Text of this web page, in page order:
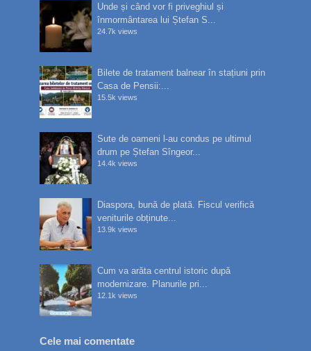
Unde și când vor fi priveghiul și
înmormântarea lui Ștefan S...
24.7k views
Bilete de tratament balnear în stațiuni prin
Casa de Pensii:...
15.5k views
Sute de oameni l-au condus pe ultimul
drum pe Ștefan Sîngeor...
14.4k views
Diaspora, bună de plată. Fiscul verifică
veniturile obținute...
13.9k views
Cum va arăta centrul istoric după
modernizare. Planurile pri...
12.1k views
Cele mai comentate